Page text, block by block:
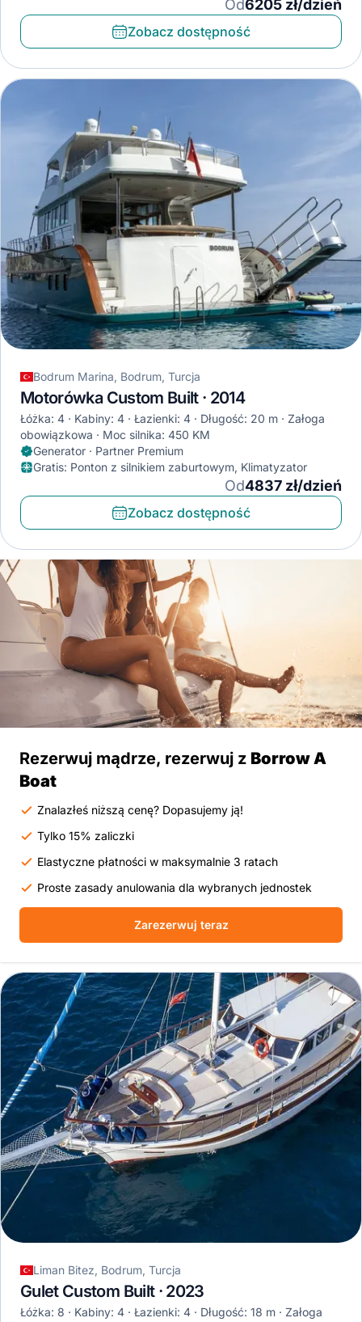
Od6205 zł/dzień
Zobacz dostępność
Bodrum Marina, Bodrum, Turcja
Motorówka Custom Built · 2014
Łóżka: 4 Kabiny: 4 Łazienki: 4 Długość: 20 m
Załoga
obowiązkowa
Moc silnika: 450 KM
Generator · Partner Premium
Gratis: Ponton z silnikiem zaburtowym, Klimatyzator
Od4837 zł/dzień
Zobacz dostępność
Rezerwuj mądrze, rezerwuj z Borrow A
Boat
Znalazłeś niższą cenę? Dopasujemy ją!
Tylko 15% zaliczki
Elastyczne płatności w maksymalnie 3 ratach
Proste zasady anulowania dla wybranych jednostek
Zarezerwuj teraz
Liman Bitez, Bodrum, Turcja
Gulet Custom Built · 2023
Łóżka: 8 Kabiny: 4 Łazienki: 4 Długość: 18 m
Załoga